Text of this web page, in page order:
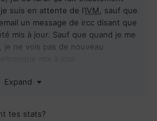
suis en attente de l’IVM , sauf que
un message de ircc disant que
mis à jour. Sauf que quand je me
ne vois pas de nouveau
Expand
tes stats?